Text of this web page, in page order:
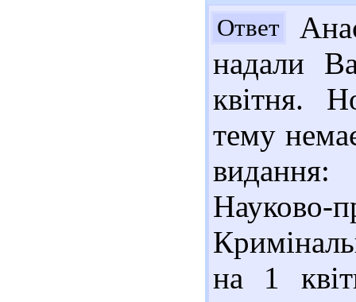
Ответ
надали
квітня.
тему
на 1